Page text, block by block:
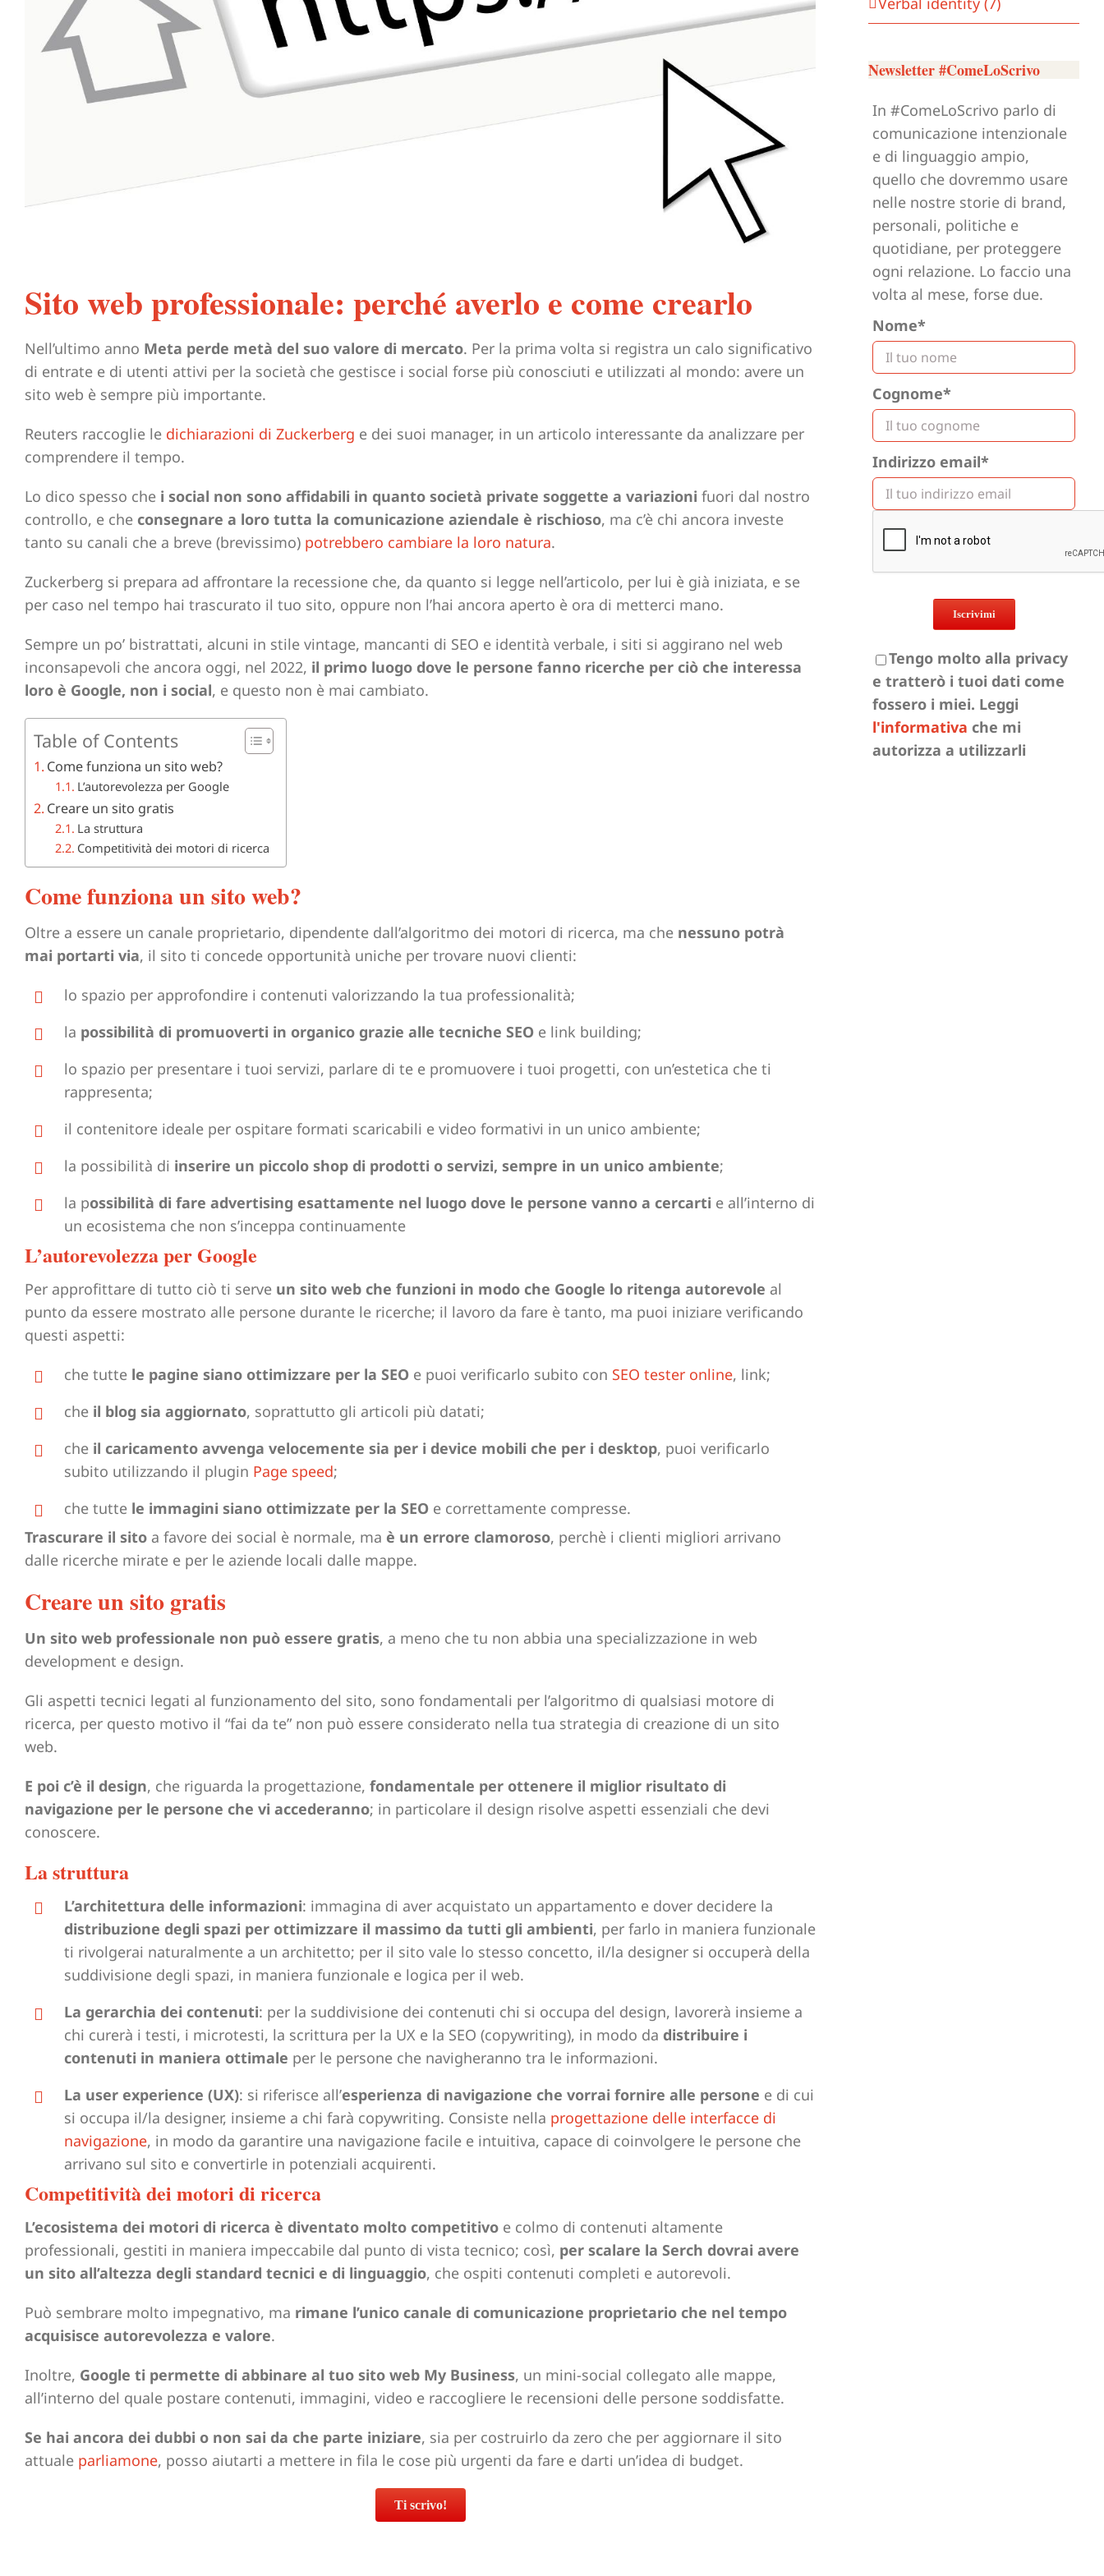
Sito web professionale: perché averlo e come crearlo
Nell’ultimo anno Meta perde metà del suo valore di mercato. Per la prima volta si registra un calo significativo
di entrate e di utenti attivi per la società che gestisce i social forse più conosciuti e utilizzati al mondo: avere un
sito web è sempre più importante.
Reuters raccoglie le dichiarazioni di Zuckerberg e dei suoi manager, in un articolo interessante da analizzare per
comprendere il tempo.
Lo dico spesso che i social non sono affidabili in quanto società private soggette a variazioni fuori dal nostro
controllo, e che consegnare a loro tutta la comunicazione aziendale è rischioso, ma c’è chi ancora investe
tanto su canali che a breve (brevissimo) potrebbero cambiare la loro natura.
Zuckerberg si prepara ad affrontare la recessione che, da quanto si legge nell’articolo, per lui è già iniziata, e se
per caso nel tempo hai trascurato il tuo sito, oppure non l’hai ancora aperto è ora di metterci mano.
Sempre un po’ bistrattati, alcuni in stile vintage, mancanti di SEO e identità verbale, i siti si aggirano nel web
inconsapevoli che ancora oggi, nel 2022, il primo luogo dove le persone fanno ricerche per ciò che interessa
loro è Google, non i social, e questo non è mai cambiato.
Table of Contents
Come funziona un sito web?
L’autorevolezza per Google
Creare un sito gratis
La struttura
Competitività dei motori di ricerca
Come funziona un sito web?
Oltre a essere un canale proprietario, dipendente dall’algoritmo dei motori di ricerca, ma che nessuno potrà
mai portarti via, il sito ti concede opportunità uniche per trovare nuovi clienti:
lo spazio per approfondire i contenuti valorizzando la tua professionalità;
la possibilità di promuoverti in organico grazie alle tecniche SEO e link building;
lo spazio per presentare i tuoi servizi, parlare di te e promuovere i tuoi progetti, con un’estetica che ti
rappresenta;
il contenitore ideale per ospitare formati scaricabili e video formativi in un unico ambiente;
la possibilità di inserire un piccolo shop di prodotti o servizi, sempre in un unico ambiente;
la possibilità di fare advertising esattamente nel luogo dove le persone vanno a cercarti e all’interno di
un ecosistema che non s’inceppa continuamente
L’autorevolezza per Google
Per approfittare di tutto ciò ti serve un sito web che funzioni in modo che Google lo ritenga autorevole al
punto da essere mostrato alle persone durante le ricerche; il lavoro da fare è tanto, ma puoi iniziare verificando
questi aspetti:
che tutte le pagine siano ottimizzare per la SEO e puoi verificarlo subito con SEO tester online, link;
che il blog sia aggiornato, soprattutto gli articoli più datati;
che il caricamento avvenga velocemente sia per i device mobili che per i desktop, puoi verificarlo
subito utilizzando il plugin Page speed;
che tutte le immagini siano ottimizzate per la SEO e correttamente compresse.
Trascurare il sito a favore dei social è normale, ma è un errore clamoroso, perchè i clienti migliori arrivano
dalle ricerche mirate e per le aziende locali dalle mappe.
Creare un sito gratis
Un sito web professionale non può essere gratis, a meno che tu non abbia una specializzazione in web
development e design.
Gli aspetti tecnici legati al funzionamento del sito, sono fondamentali per l’algoritmo di qualsiasi motore di
ricerca, per questo motivo il “fai da te” non può essere considerato nella tua strategia di creazione di un sito
web.
E poi c’è il design, che riguarda la progettazione, fondamentale per ottenere il miglior risultato di
navigazione per le persone che vi accederanno; in particolare il design risolve aspetti essenziali che devi
conoscere.
La struttura
L’architettura delle informazioni: immagina di aver acquistato un appartamento e dover decidere la
distribuzione degli spazi per ottimizzare il massimo da tutti gli ambienti, per farlo in maniera funzionale
ti rivolgerai naturalmente a un architetto; per il sito vale lo stesso concetto, il/la designer si occuperà della
suddivisione degli spazi, in maniera funzionale e logica per il web.
La gerarchia dei contenuti: per la suddivisione dei contenuti chi si occupa del design, lavorerà insieme a
chi curerà i testi, i microtesti, la scrittura per la UX e la SEO (copywriting), in modo da distribuire i
contenuti in maniera ottimale per le persone che navigheranno tra le informazioni.
La user experience (UX): si riferisce all’esperienza di navigazione che vorrai fornire alle persone e di cui
si occupa il/la designer, insieme a chi farà copywriting. Consiste nella progettazione delle interfacce di
navigazione, in modo da garantire una navigazione facile e intuitiva, capace di coinvolgere le persone che
arrivano sul sito e convertirle in potenziali acquirenti.
Competitività dei motori di ricerca
L’ecosistema dei motori di ricerca è diventato molto competitivo e colmo di contenuti altamente
professionali, gestiti in maniera impeccabile dal punto di vista tecnico; così, per scalare la Serch dovrai avere
un sito all’altezza degli standard tecnici e di linguaggio, che ospiti contenuti completi e autorevoli.
Può sembrare molto impegnativo, ma rimane l’unico canale di comunicazione proprietario che nel tempo
acquisisce autorevolezza e valore.
Inoltre, Google ti permette di abbinare al tuo sito web My Business, un mini-social collegato alle mappe,
all’interno del quale postare contenuti, immagini, video e raccogliere le recensioni delle persone soddisfatte.
Se hai ancora dei dubbi o non sai da che parte iniziare, sia per costruirlo da zero che per aggiornare il sito
attuale parliamone, posso aiutarti a mettere in fila le cose più urgenti da fare e darti un’idea di budget.
Ti scrivo!
Newsletter #ComeLoScrivo
In #ComeLoScrivo parlo di
comunicazione intenzionale
e di linguaggio ampio,
quello che dovremmo usare
nelle nostre storie di brand,
personali, politiche e
quotidiane, per proteggere
ogni relazione. Lo faccio una
volta al mese, forse due.
Nome*
Cognome*
Indirizzo email*
Tengo molto alla privacy
e tratterò i tuoi dati come
fossero i miei. Leggi
l'informativa che mi
autorizza a utilizzarli